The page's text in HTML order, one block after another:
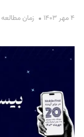
۴ مهر ۱۴۰۳ زمان مطالعه : ۲